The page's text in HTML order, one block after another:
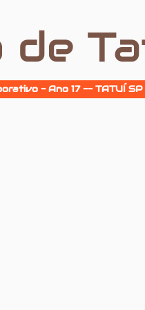
de
- Ano 17 -- TATUÍ SP